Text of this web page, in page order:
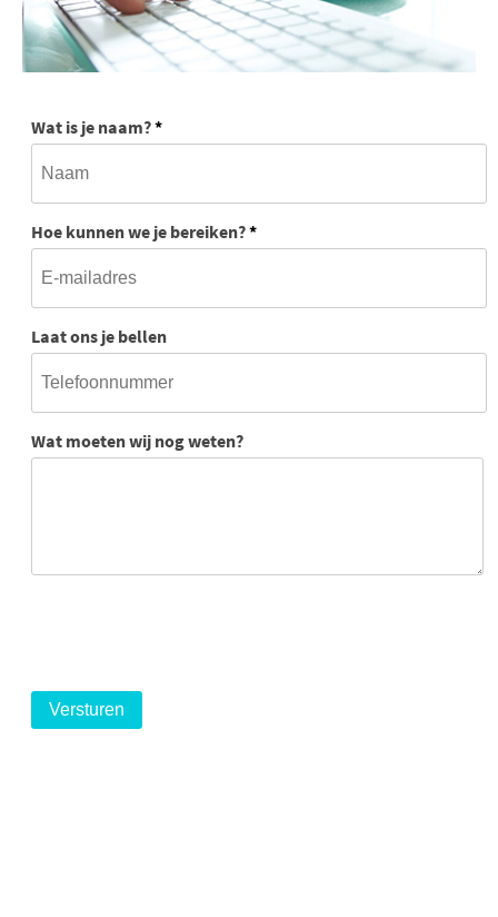
Wat is je naam?*
Hoe kunnen we je bereiken?*
Laat ons je bellen
Wat moeten wij nog weten?